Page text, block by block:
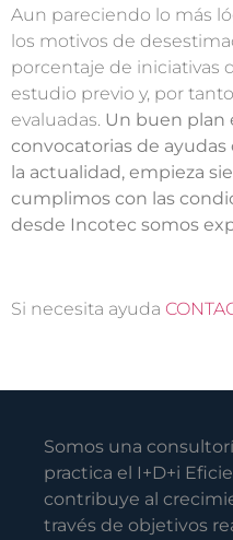
Aun pareciendo lo más
los motivos de
porcentaje de iniciativas
estudio previo y, por
evaluadas. Un buen plan
convocatorias de
la actualidad, empieza
cumplimos con las
desde Incotec somos
Si necesita ayuda
Somos una
practica el I+D+i
contribuye al
través de objetivos